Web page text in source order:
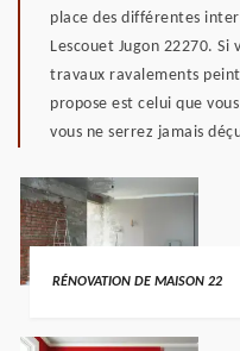
place des différentes
Lescouet Jugon 22270. Si
travaux ravalements
propose est celui que
vous ne serrez jamais
RÉNOVATION DE MAISON 22